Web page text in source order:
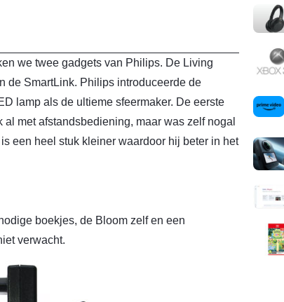
we twee gadgets van Philips. De Living
de SmartLink. Philips introduceerde de
lamp als de ultieme sfeermaker. De eerste
al met afstandsbediening, maar was zelf nogal
een heel stuk kleiner waardoor hij beter in het
boekjes, de Bloom zelf en een
verwacht.